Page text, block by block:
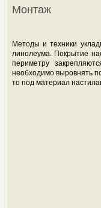
Монтаж
Методы и техники
линолеума. Покрытие
периметру
необходимо выровнять
то под материал